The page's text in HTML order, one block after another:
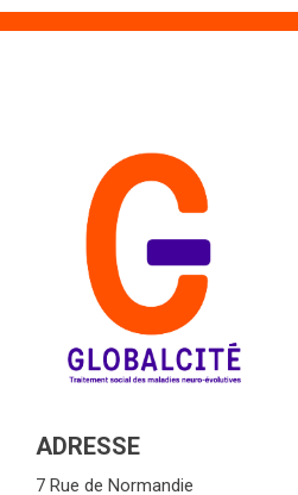
ADRESSE
7 Rue de Normandie